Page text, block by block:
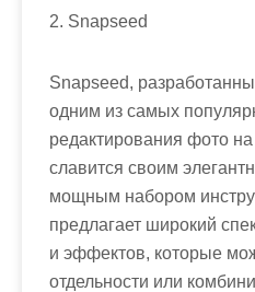
2. Snapseed
Snapseed,
одним из самых
редактирования фото
славится своим
мощным набором
предлагает широкий
и эффектов, которые
отдельности или